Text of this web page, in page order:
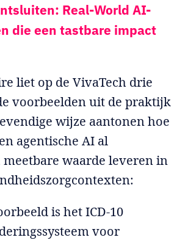
Real-World AI-
die een tastbare impact
liet op de VivaTech drie
voorbeelden uit de praktijk
wijze aantonen hoe
agentische AI al
waarde leveren in
is het ICD-10
voor